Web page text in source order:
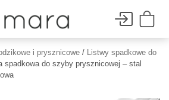
i prysznicowe / Listwy spadkowe do
spadkowa do szyby prysznicowej – stal